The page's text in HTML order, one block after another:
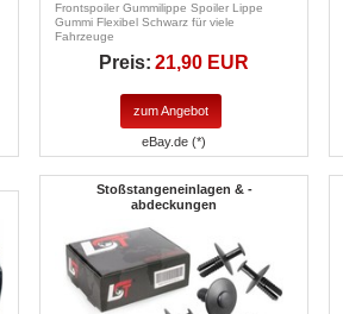
Frontspoiler Gummilippe Spoiler Lippe
Gummi Flexibel Schwarz für viele
Fahrzeuge
Preis: 21,90 EUR
zum Angebot
eBay.de (*)
Stoßstangeneinlagen & -
abdeckungen